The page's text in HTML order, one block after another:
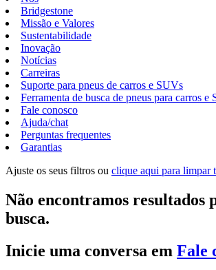
Bridgestone
Missão e Valores
Sustentabilidade
Inovação
Notícias
Carreiras
Suporte para pneus de carros e SUVs
Ferramenta de busca de pneus para carros e
Fale conosco
Ajuda/chat
Perguntas frequentes
Garantias
Ajuste os seus filtros ou clique aqui para limpar
Não encontramos resultados
busca.
Inicie uma conversa em Fale